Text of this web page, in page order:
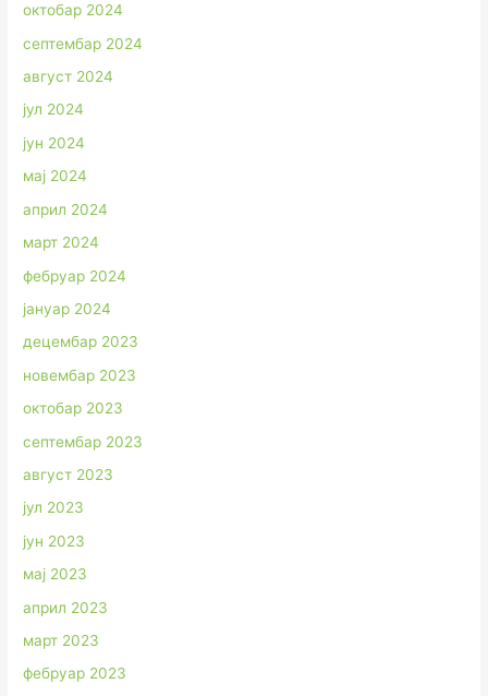
октобар 2024
септембар 2024
август 2024
јул 2024
јун 2024
мај 2024
април 2024
март 2024
фебруар 2024
јануар 2024
децембар 2023
новембар 2023
октобар 2023
септембар 2023
август 2023
јул 2023
јун 2023
мај 2023
април 2023
март 2023
фебруар 2023